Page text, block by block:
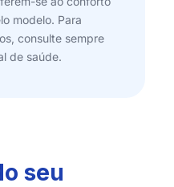
modelo. Para
consulte sempre
de saúde.
seu